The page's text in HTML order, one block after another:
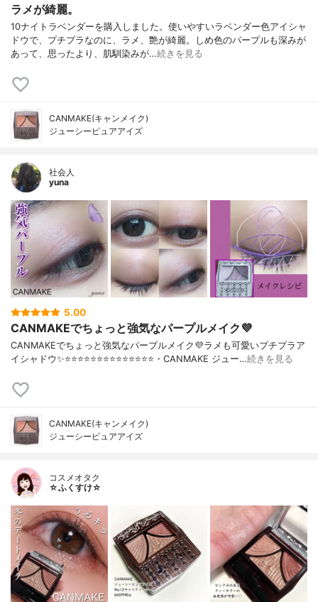
ラメが綺麗。
10ナイトラベンダーを購入しました。使いやすいラベンダー色アイシャ
ドウで、プチプラなのに、ラメ、艶が綺麗。しめ色のパープルも深みが
あって、思ったより、肌馴染みが…続きを見る
CANMAKE(キャンメイク)
ジューシーピュアアイズ
社会人
yuna
5.00
CANMAKEでちょっと強気なパープルメイク💜
CANMAKEでちょっと強気なパープルメイク💜ラメも可愛いプチプラア
イシャドウ✨⭐️⭐️⭐️⭐️⭐️⭐️⭐️⭐️⭐️⭐️⭐️⭐️⭐️⭐️・CANMAKE ジュー…続きを見る
CANMAKE(キャンメイク)
ジューシーピュアアイズ
コスメオタク
☆ふくすけ☆